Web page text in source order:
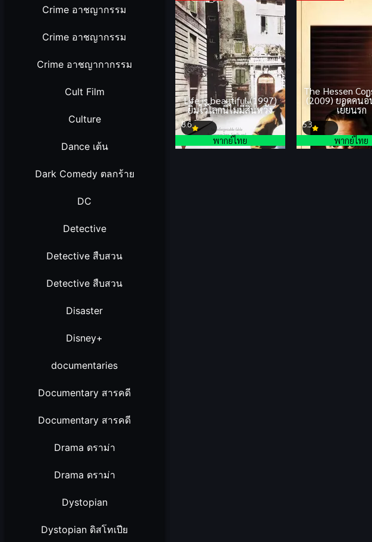
Crime อาชญากรรม
Crime อาชญากรรม
Crime อาชญากากรรม
Cult Film
Culture
Dance เต้น
Dark Comedy ตลกร้าย
DC
Detective
Detective สืบสวน
Detective สืบสวน
Disaster
Disney+
documentaries
Documentary สารคดี
Documentary สารคดี
Drama ดราม่า
Drama ดราม่า
Dystopian
Dystopian ดิสโทเปีย
Life is beautiful (1997)
ยิ้มไว้โลกนี้ไม่มีสิ้นหวัง
8.6
พากย์ไทย
The Hessen
(2009) ยอดคน
เย้ยนรก
5.3
พากย์ไทย